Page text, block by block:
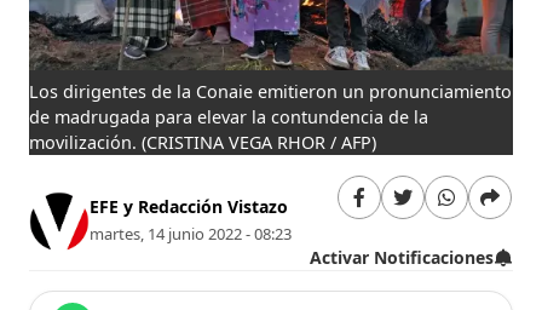
Los dirigentes de la Conaie emitieron un pronunciamiento
de madrugada para elevar la contundencia de la
movilización. (CRISTINA VEGA RHOR / AFP)
EFE y Redacción Vistazo
martes, 14 junio 2022 - 08:23
Activar Notificaciones